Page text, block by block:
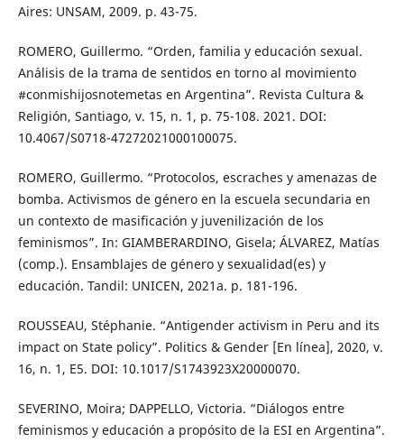
Aires: UNSAM, 2009. p. 43-75.
ROMERO, Guillermo. “Orden, familia y educación sexual.
Análisis de la trama de sentidos en torno al movimiento
#conmishijosnotemetas en Argentina”. Revista Cultura &
Religión, Santiago, v. 15, n. 1, p. 75-108. 2021. DOI:
10.4067/S0718-47272021000100075.
ROMERO, Guillermo. “Protocolos, escraches y amenazas de
bomba. Activismos de género en la escuela secundaria en
un contexto de masificación y juvenilización de los
feminismos”. In: GIAMBERARDINO, Gisela; ÁLVAREZ, Matías
(comp.). Ensamblajes de género y sexualidad(es) y
educación. Tandil: UNICEN, 2021a. p. 181-196.
ROUSSEAU, Stéphanie. “Antigender activism in Peru and its
impact on State policy”. Politics & Gender [En línea], 2020, v.
16, n. 1, E5. DOI: 10.1017/S1743923X20000070.
SEVERINO, Moira; DAPPELLO, Victoria. “Diálogos entre
feminismos y educación a propósito de la ESI en Argentina”.